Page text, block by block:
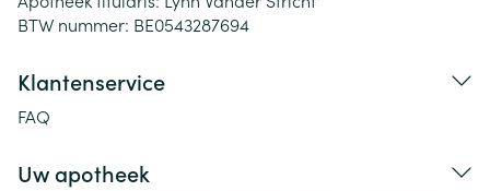
BTW nummer: BE0543287694
Klantenservice
FAQ
Uw apotheek